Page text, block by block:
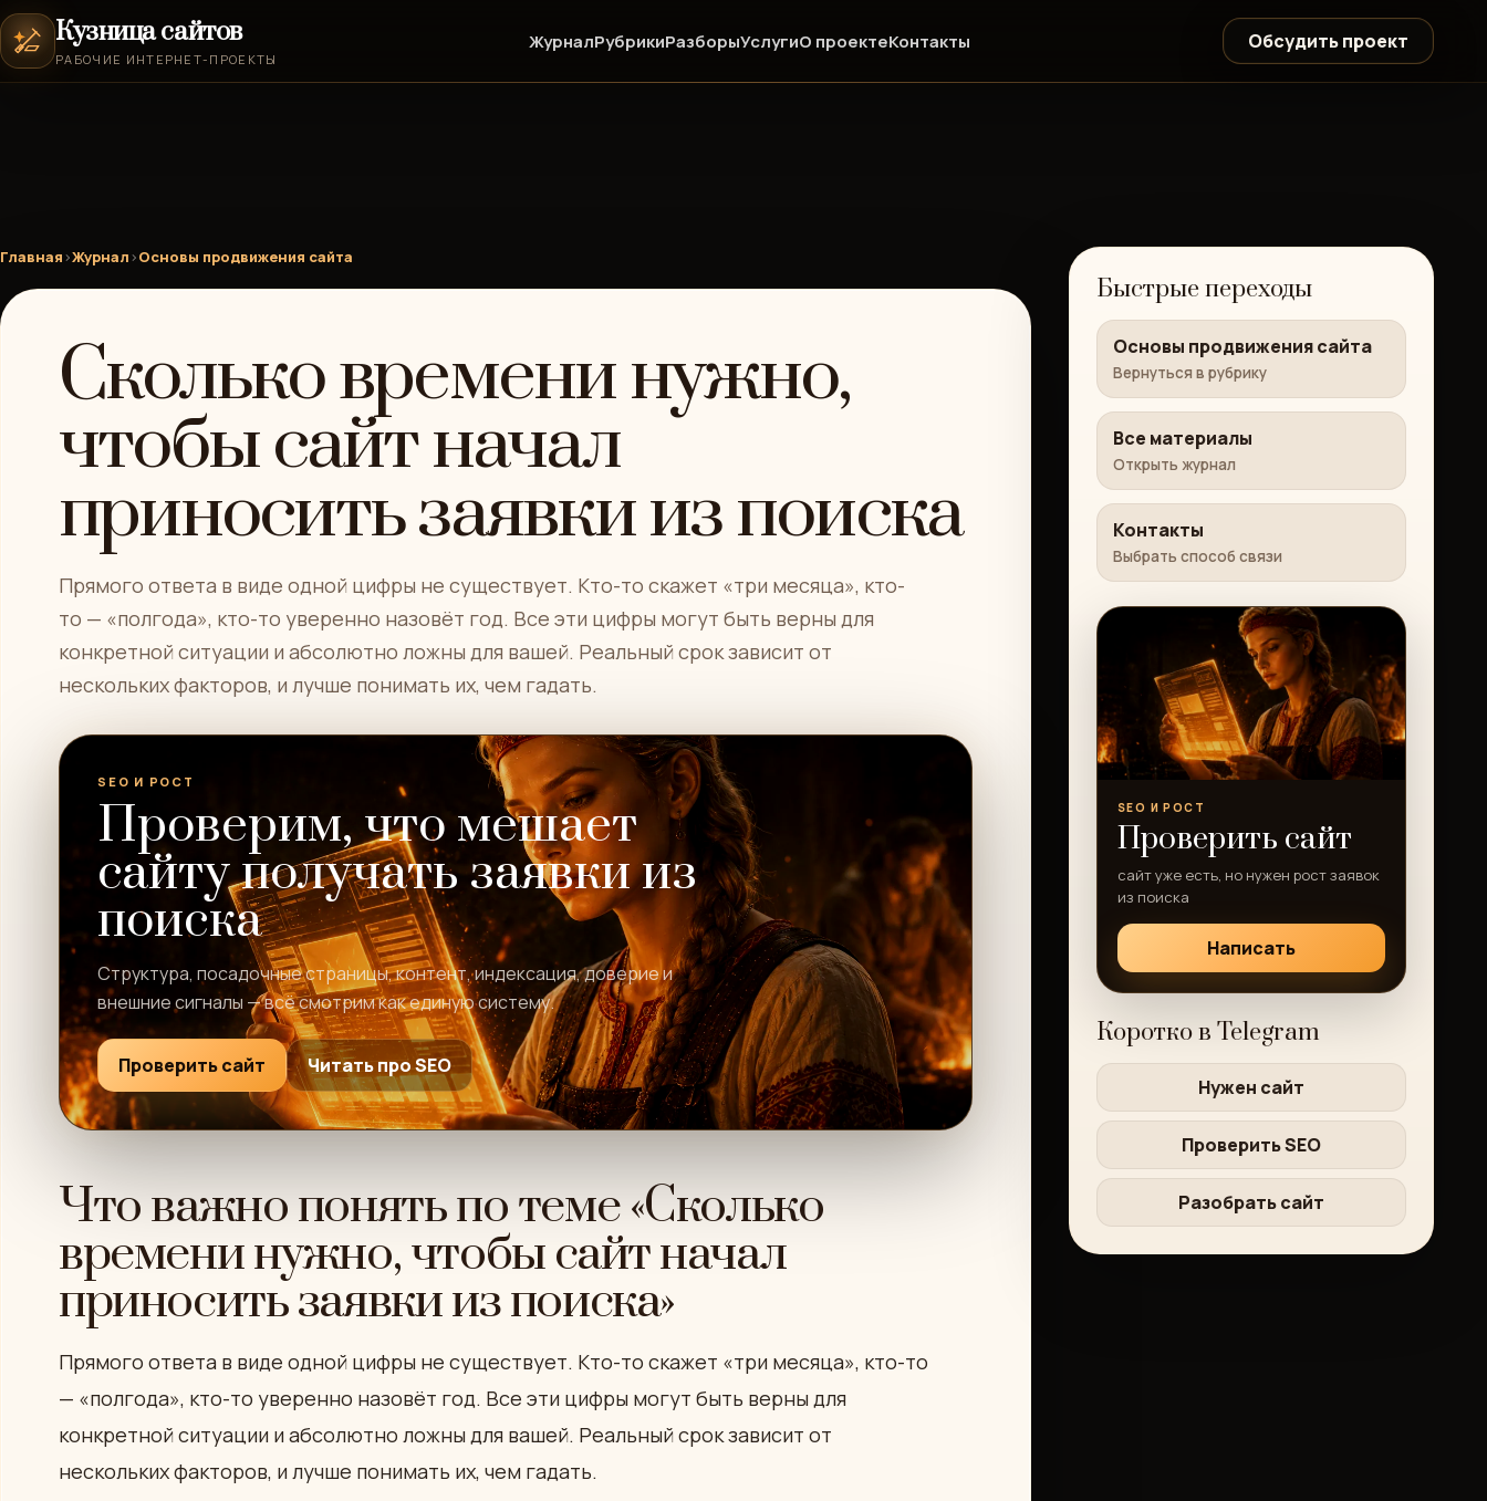
Кузница сайтов
РАБОЧИЕ ИНТЕРНЕТ-ПРОЕКТЫ
ЖурналРубрикиРазборыУслугиО проектеКонтакты Обсудить проект
Главная›Журнал›Основы продвижения сайта
Сколько времени нужно,
чтобы сайт начал
приносить заявки из поиска
Прямого ответа в виде одной цифры не существует. Кто-то скажет «три месяца», кто-
то — «полгода», кто-то уверенно назовёт год. Все эти цифры могут быть верны для
конкретной ситуации и абсолютно ложны для вашей. Реальный срок зависит от
нескольких факторов, и лучше понимать их, чем гадать.
SEO И РОСТ
Проверим, что мешает
сайту получать заявки из
поиска
Структура, посадочные страницы, контент, индексация, доверие и
внешние сигналы — всё смотрим как единую систему.
Проверить сайт Читать про SEO
Что важно понять по теме «Сколько
времени нужно, чтобы сайт начал
приносить заявки из поиска»
Прямого ответа в виде одной цифры не существует. Кто-то скажет «три месяца», кто-то
— «полгода», кто-то уверенно назовёт год. Все эти цифры могут быть верны для
конкретной ситуации и абсолютно ложны для вашей. Реальный срок зависит от
нескольких факторов, и лучше понимать их, чем гадать.
Быстрые переходы
Основы продвижения сайта
Вернуться в рубрику
Все материалы
Открыть журнал
Контакты
Выбрать способ связи
SEO И РОСТ
Проверить сайт
сайт уже есть, но нужен рост заявок
из поиска
Написать
Коротко в Telegram
Нужен сайт
Проверить SEO
Разобрать сайт